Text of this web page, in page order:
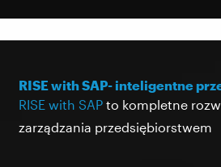
RISE with SAP- inteligentne
RISE with SAP to kompletne
zarządzania przedsiębiorstwem